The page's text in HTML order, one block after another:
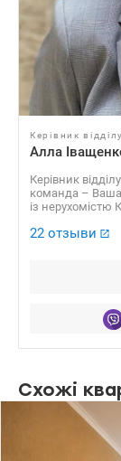
Керівник відділу
Алла
Керівник
команда – Ваша
із нерухомістю
звертається до
ж це великий
власника -
вкладення
22 отзыви
Схожі